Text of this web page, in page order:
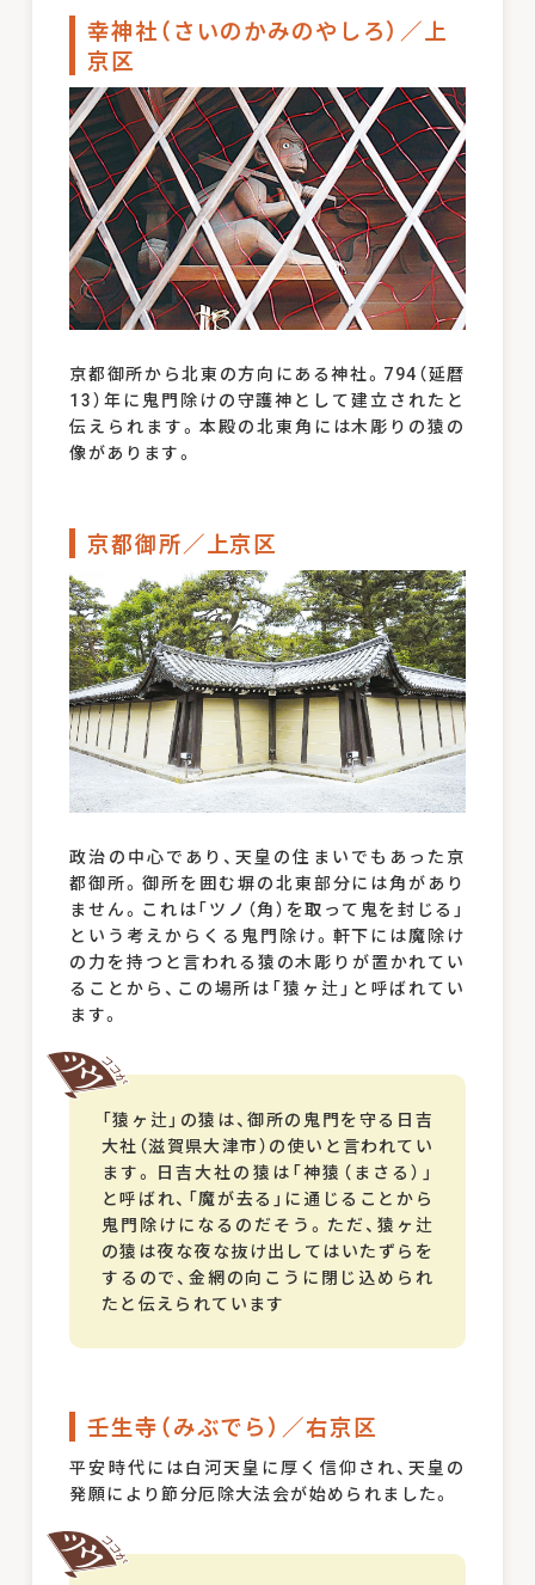
幸神社（さいのかみのやしろ）／上
京区
京都御所から北東の方向にある神社。794（延暦
13）年に鬼門除けの守護神として建立されたと
伝えられます。本殿の北東角には木彫りの猿の
像があります。
京都御所／上京区
政治の中心であり、天皇の住まいでもあった京
都御所。御所を囲む塀の北東部分には角があり
ません。これは「ツノ（角）を取って鬼を封じる」
という考えからくる鬼門除け。軒下には魔除け
の力を持つと言われる猿の木彫りが置かれてい
ることから、この場所は「猿ヶ辻」と呼ばれてい
ます。
「猿ヶ辻」の猿は、御所の鬼門を守る日吉
大社（滋賀県大津市）の使いと言われてい
ます。日吉大社の猿は「神猿（まさる）」
と呼ばれ、「魔が去る」に通じることから
鬼門除けになるのだそう。ただ、猿ヶ辻
の猿は夜な夜な抜け出してはいたずらを
するので、金網の向こうに閉じ込められ
たと伝えられています
壬生寺（みぶでら）／右京区
平安時代には白河天皇に厚く信仰され、天皇の
発願により節分厄除大法会が始められました。